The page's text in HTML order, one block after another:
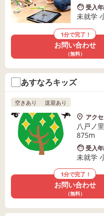
受入
未就学
1分で完了！
お問い合わせ
（無料）
あすなろキッズ
空きあり 送迎あり
アク
八戸ノ
875m
受入
未就学
1分で完了！
お問い合わせ
（無料）